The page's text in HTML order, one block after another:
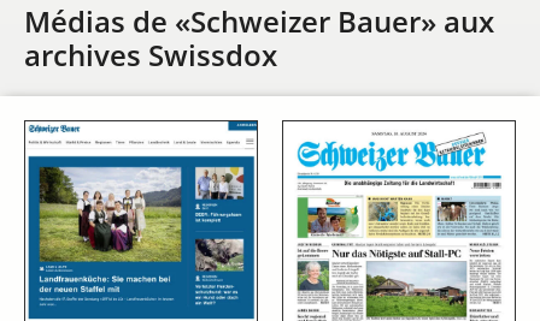
Médias de «Schweizer Bauer» aux
archives Swissdox